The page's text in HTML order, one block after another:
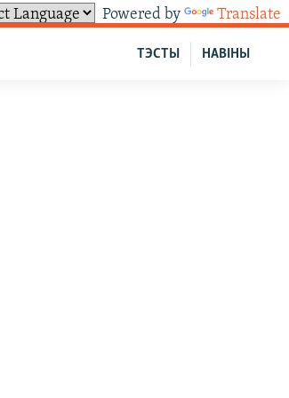
Powered by Translate
НАВІНЫ
ТЭСТЫ